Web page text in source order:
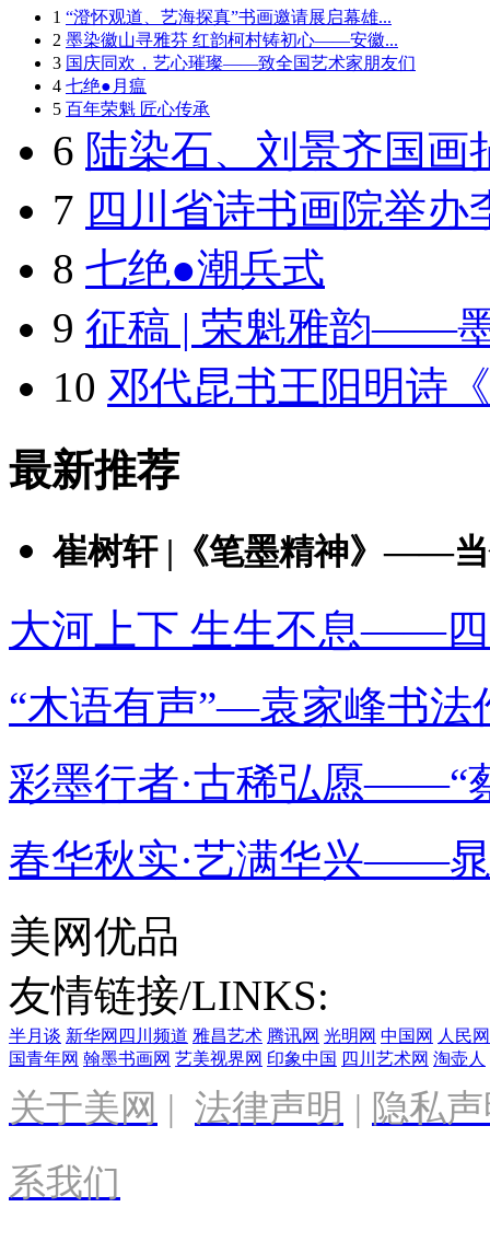
1 “澄怀观道、艺海探真”书画邀请展启幕雄...
2 墨染徽山寻雅芬 红韵柯村铸初心——安徽...
3 国庆同欢，艺心璀璨——致全国艺术家朋友们
4 七绝●月瘟
5 百年荣魁 匠心传承
6 陆染石、刘景齐国画
7 四川省诗书画院举办
8 七绝●潮兵式
9 征稿 | 荣魁雅韵——
10 邓代昆书王阳明诗
最新推荐
崔树轩 |《笔墨精神》——当
大河上下 生生不息——四
“木语有声”—袁家峰书法
彩墨行者·古稀弘愿——“
春华秋实·艺满华兴——
美网优品
友情链接/LINKS:
半月谈 新华网四川频道 雅昌艺术 腾讯网 光明网 中国网 人民网
国青年网 翰墨书画网 艺美视界网 印象中国 四川艺术网 淘壶人
关于美网 | 法律声明 | 隐私
系我们